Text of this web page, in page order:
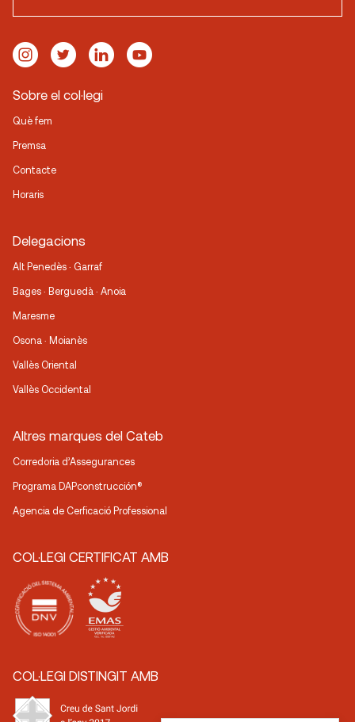
Sobre el col·legi
Què fem
Premsa
Contacte
Horaris
Delegacions
Alt Penedès · Garraf
Bages · Berguedà · Anoia
Maresme
Osona · Moianès
Vallès Oriental
Vallès Occidental
Altres marques del Cateb
Corredoria d’Assegurances
Programa DAPconstrucción®
Agencia de Cerficació Professional
COL·LEGI CERTIFICAT AMB
COL·LEGI DISTINGIT AMB